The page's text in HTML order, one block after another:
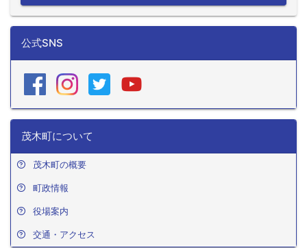
公式SNS
茂木町について
茂木町の概要
町政情報
役場案内
交通・アクセス